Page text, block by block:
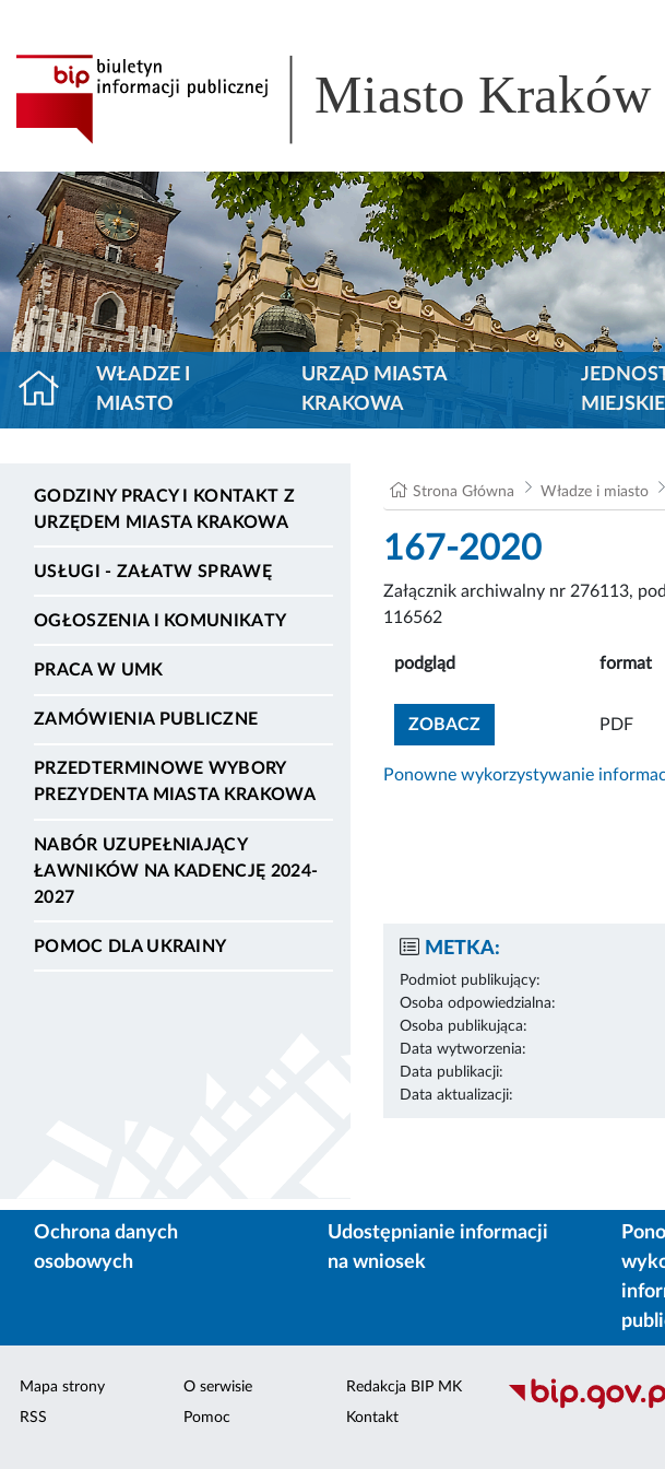
Miasto Kraków
WŁADZE I
MIASTO
URZĄD MIASTA
KRAKOWA
MIEJSKIE
GODZINY PRACY I KONTAKT Z
URZĘDEM MIASTA KRAKOWA
USŁUGI - ZAŁATW SPRAWĘ
OGŁOSZENIA I KOMUNIKATY
PRACA W UMK
ZAMÓWIENIA PUBLICZNE
PRZEDTERMINOWE WYBORY
PREZYDENTA MIASTA KRAKOWA
NABÓR UZUPEŁNIAJĄCY
ŁAWNIKÓW NA KADENCJĘ 2024-
2027
POMOC DLA UKRAINY
Strona Główna Władze i miasto
167-2020
Załącznik archiwalny nr 276113,
116562
podgląd format
ZOBACZZOBACZ ZAŁĄCZNIK
PDF
Ponowne wykorzystywanie
METKA:
Podmiot publikujący:
Osoba odpowiedzialna:
Osoba publikująca:
Data wytworzenia:
Data publikacji:
Data aktualizacji:
Ochrona danych
osobowych
Udostępnianie informacji
na wniosek
Mapa strony
RSS
O serwisie
Pomoc
Redakcja BIP MK
Kontakt